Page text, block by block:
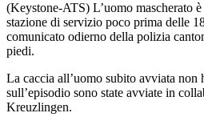
(Keystone-ATS) L’uomo mascherato
stazione di servizio poco prima delle
comunicato odierno della polizia
piedi.
La caccia all’uomo subito avviata non
sull’episodio sono state avviate in
Kreuzlingen.